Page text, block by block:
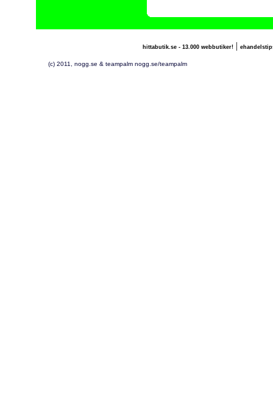
hittabutik.se - 13.000 webbutiker!|
(c) 2011, nogg.se & teampalm nogg.se/teampalm